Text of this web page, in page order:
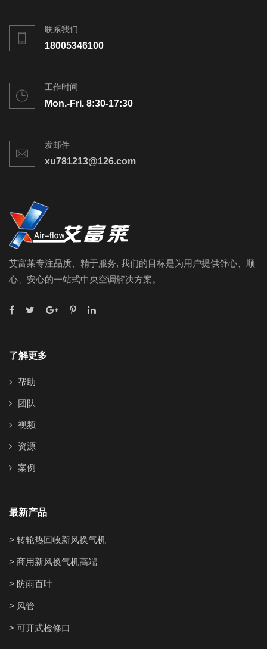
联系我们
18005346100
工作时间
Mon.-Fri. 8:30-17:30
发邮件
xu781213@126.com
艾富莱专注品质、精于服务, 我们的目标是为用户提供舒心、顺
心、安心的一站式中央空调解决方案。
了解更多
帮助
团队
视频
资源
案例
最新产品
> 转轮热回收新风换气机
> 商用新风换气机高端
> 防雨百叶
> 风管
> 可开式检修口